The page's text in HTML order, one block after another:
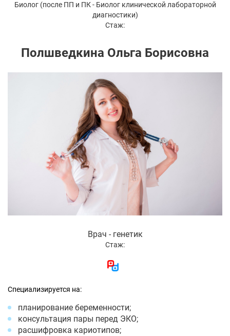
Биолог (после ПП и ПК - Биолог клинической лабораторной
диагностики)
Стаж:
Полшведкина Ольга Борисовна
Врач - генетик
Стаж:
Специализируется на:
планирование беременности;
консультация пары перед ЭКО;
расшифровка кариотипов;